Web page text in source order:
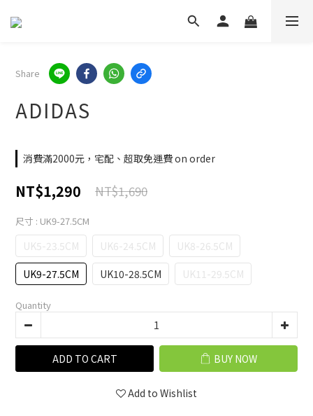
Share
ADIDAS
消費滿2000元，宅配、超取免運費 on order
NT$1,290 NT$1,690
尺寸 : UK9-27.5CM
UK5-23.5CM UK6-24.5CM
UK8-26.5CM
UK9-27.5CM
UK10-28.5CM UK11-29.5CM
Quantity
ADD TO CART BUY NOW
Add to Wishlist